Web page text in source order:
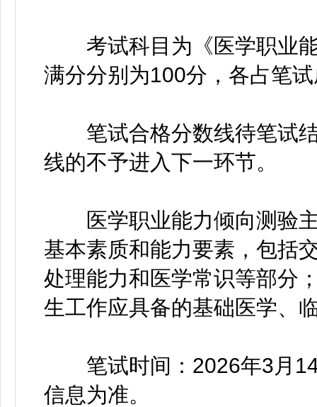
考试科目为《医学职业能
满分分别为100分，各占笔
笔试合格分数线待笔试结
线的不予进入下一环节。
医学职业能力倾向测验主
基本素质和能力要素，包括
处理能力和医学常识等部分
生工作应具备的基础医学、
笔试时间：2026年3月14
信息为准。